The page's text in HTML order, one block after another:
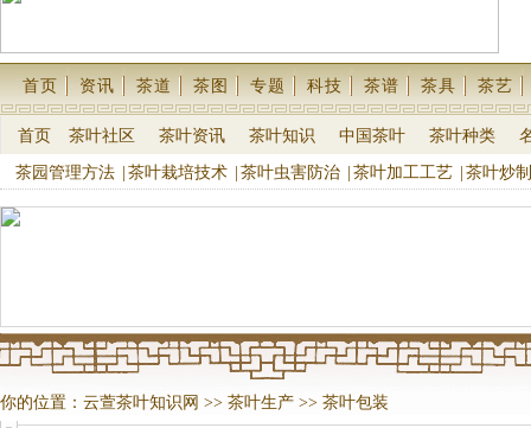
首页 资讯 茶道 茶图 专题 科技 茶谱 茶具 茶艺
首页 茶叶社区 茶叶资讯 茶叶知识 中国茶叶 茶叶种类
茶园管理方法 茶叶栽培技术 茶叶虫害防治 茶叶加工工艺 茶叶炒
你的位置： 云萱茶叶知识网 >> 茶叶生产 >> 茶叶包装